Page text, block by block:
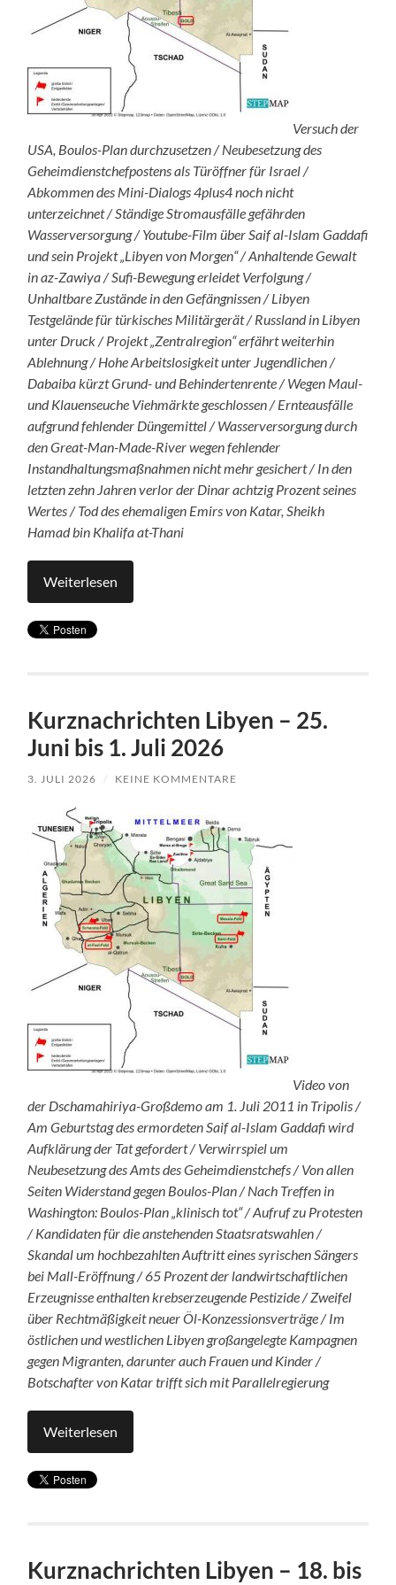
Versuch der
USA, Boulos-Plan durchzusetzen / Neubesetzung des
Geheimdienstchefpostens als Türöffner für Israel /
Abkommen des Mini-Dialogs 4plus4 noch nicht
unterzeichnet / Ständige Stromausfälle gefährden
Wasserversorgung / Youtube-Film über Saif al-Islam Gaddafi
und sein Projekt „Libyen von Morgen“ / Anhaltende Gewalt
in az-Zawiya / Sufi-Bewegung erleidet Verfolgung /
Unhaltbare Zustände in den Gefängnissen / Libyen
Testgelände für türkisches Militärgerät / Russland in Libyen
unter Druck / Projekt „Zentralregion“ erfährt weiterhin
Ablehnung / Hohe Arbeitslosigkeit unter Jugendlichen /
Dabaiba kürzt Grund- und Behindertenrente / Wegen Maul-
und Klauenseuche Viehmärkte geschlossen / Ernteausfälle
aufgrund fehlender Düngemittel / Wasserversorgung durch
den Great-Man-Made-River wegen fehlender
Instandhaltungsmaßnahmen nicht mehr gesichert / In den
letzten zehn Jahren verlor der Dinar achtzig Prozent seines
Wertes / Tod des ehemaligen Emirs von Katar, Sheikh
Hamad bin Khalifa at-Thani
Weiterlesen
Kurznachrichten Libyen – 25.
Juni bis 1. Juli 2026
3. JULI 2026 / KEINE KOMMENTARE
Video von
der Dschamahiriya-Großdemo am 1. Juli 2011 in Tripolis /
Am Geburtstag des ermordeten Saif al-Islam Gaddafi wird
Aufklärung der Tat gefordert / Verwirrspiel um
Neubesetzung des Amts des Geheimdienstchefs / Von allen
Seiten Widerstand gegen Boulos-Plan / Nach Treffen in
Washington: Boulos-Plan „klinisch tot“ / Aufruf zu Protesten
/ Kandidaten für die anstehenden Staatsratswahlen /
Skandal um hochbezahlten Auftritt eines syrischen Sängers
bei Mall-Eröffnung / 65 Prozent der landwirtschaftlichen
Erzeugnisse enthalten krebserzeugende Pestizide / Zweifel
über Rechtmäßigkeit neuer Öl-Konzessionsverträge / Im
östlichen und westlichen Libyen großangelegte Kampagnen
gegen Migranten, darunter auch Frauen und Kinder /
Botschafter von Katar trifft sich mit Parallelregierung
Weiterlesen
Kurznachrichten Libyen – 18. bis